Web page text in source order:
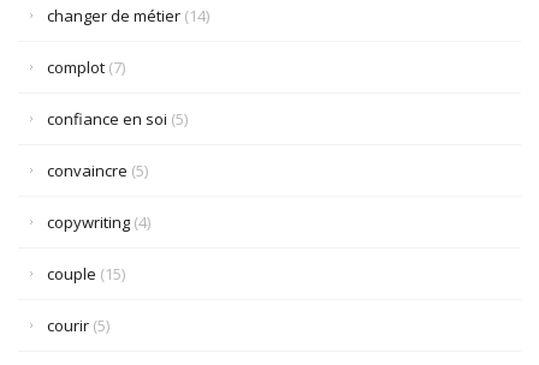
changer de métier (14)
complot (7)
confiance en soi (5)
convaincre (5)
copywriting (4)
couple (15)
courir (5)